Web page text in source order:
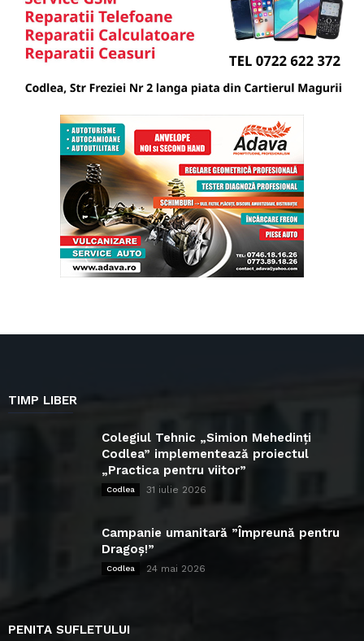
TIMP LIBER
Colegiul Tehnic „Simion Mehedinți
Codlea” implementează proiectul
„Practica pentru viitor”
Codlea 31 iulie 2026
Campanie umanitară ”Împreună pentru
Dragoș!”
Codlea 24 mai 2026
PENITA SUFLETULUI